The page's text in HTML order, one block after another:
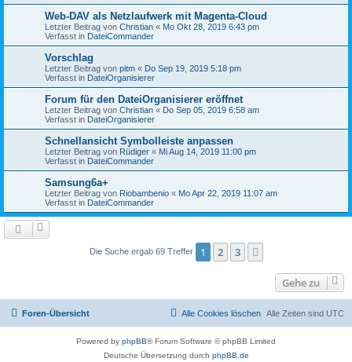
Web-DAV als Netzlaufwerk mit Magenta-Cloud
Letzter Beitrag von Christian « Mo Okt 28, 2019 6:43 pm
Verfasst in DateiCommander
Vorschlag
Letzter Beitrag von pitm « Do Sep 19, 2019 5:18 pm
Verfasst in DateiOrganisierer
Forum für den DateiOrganisierer eröffnet
Letzter Beitrag von Christian « Do Sep 05, 2019 6:58 am
Verfasst in DateiOrganisierer
Schnellansicht Symbolleiste anpassen
Letzter Beitrag von Rüdiger « Mi Aug 14, 2019 11:00 pm
Verfasst in DateiCommander
Samsung6a+
Letzter Beitrag von Riobambenio « Mo Apr 22, 2019 11:07 am
Verfasst in DateiCommander
Die Suche ergab 69 Treffer 1 2 3
Gehe zu
Foren-Übersicht Alle Zeiten sind UTC
Alle Cookies löschen
Powered by phpBB® Forum Software © phpBB Limited
Deutsche Übersetzung durch phpBB.de